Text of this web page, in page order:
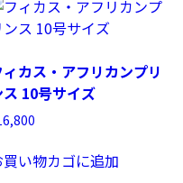
で
し
¥28,000
で
ィカス・アフリカンプリ
ス 10号サイズ
買い物カゴに追加